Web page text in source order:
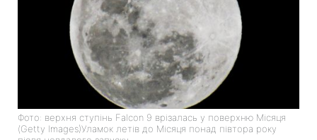
Фото: верхня ступінь Falcon 9 врізалась у поверхню Місяця
(Getty Images)Уламок летів до Місяця понад півтора року